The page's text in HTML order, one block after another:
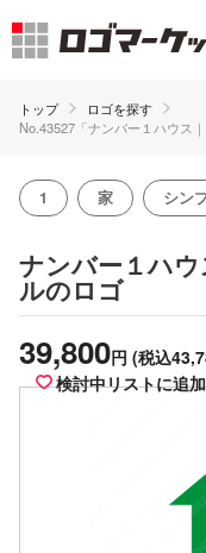
トップ
ロゴを探す
No.43527「ナンバー１ハウス
1 家 シン
ナンバー１ハ
ルのロゴ
39,800円 (税込
検討中リストに追